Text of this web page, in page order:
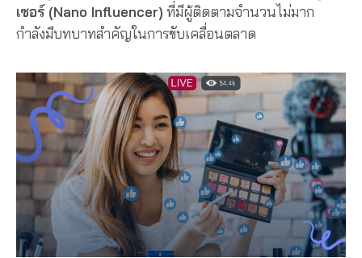
เซอร์ (Nano Influencer) ที่มีผู้ติดตามจำนวนไม่มาก
กำลังมีบทบาทสำคัญในการขับเคลื่อนตลาด